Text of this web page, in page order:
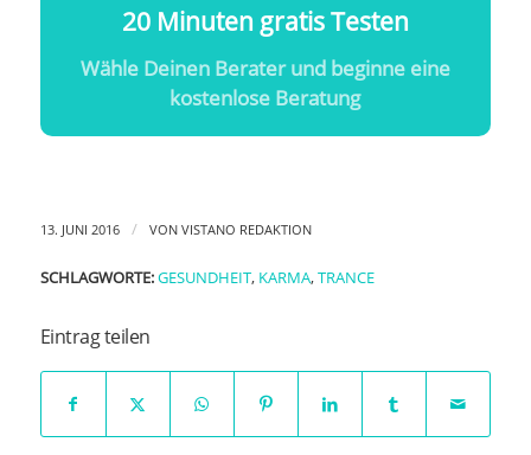
20 Minuten gratis Testen
Wähle Deinen Berater und beginne eine
kostenlose Beratung
13. JUNI 2016 / VON VISTANO REDAKTION
SCHLAGWORTE: GESUNDHEIT, KARMA,TRANCE
Eintrag teilen